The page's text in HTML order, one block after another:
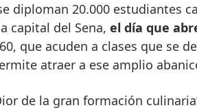
diploman 20.000 estudiantes
capital del Sena, el día que
que acuden a clases que se
atraer a ese amplio
de la gran formación